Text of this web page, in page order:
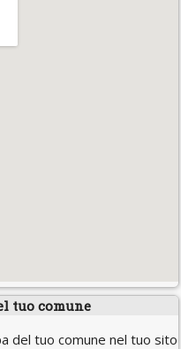
tuo comune
del tuo comune nel tuo sito